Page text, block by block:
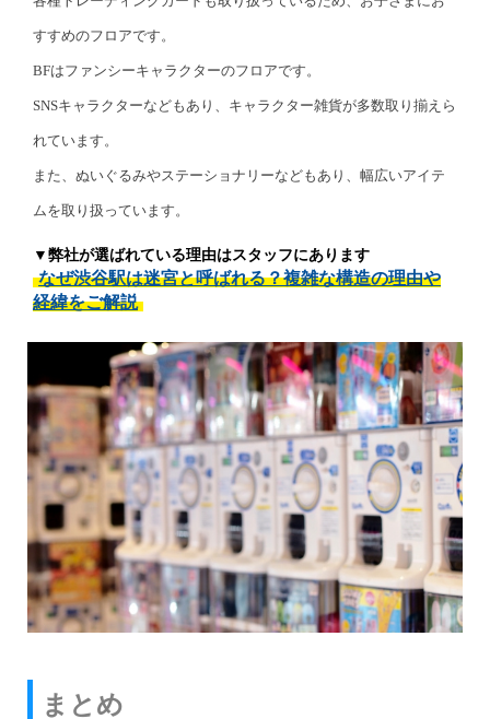
すすめのフロアです。
BFはファンシーキャラクターのフロアです。
SNSキャラクターなどもあり、キャラクター雑貨が多数取り揃えら
れています。
また、ぬいぐるみやステーショナリーなどもあり、幅広いアイテ
ムを取り扱っています。
▼弊社が選ばれている理由はスタッフにあります
なぜ渋谷駅は迷宮と呼ばれる？複雑な構造の理由や
経緯をご解説
まとめ